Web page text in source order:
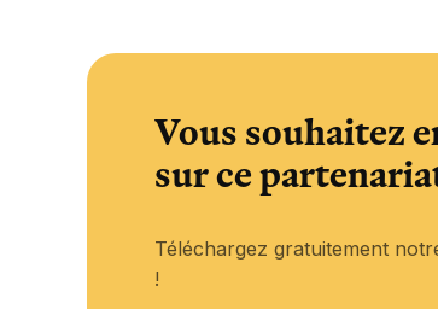
Vous souhaitez
sur ce
Téléchargez gratuitement
!